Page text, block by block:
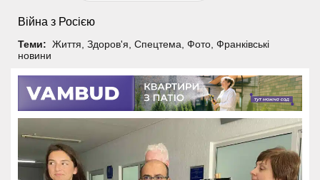
Війна з Росією
Теми: Життя Здоров'я Спецтема Фото, Франківські
новини